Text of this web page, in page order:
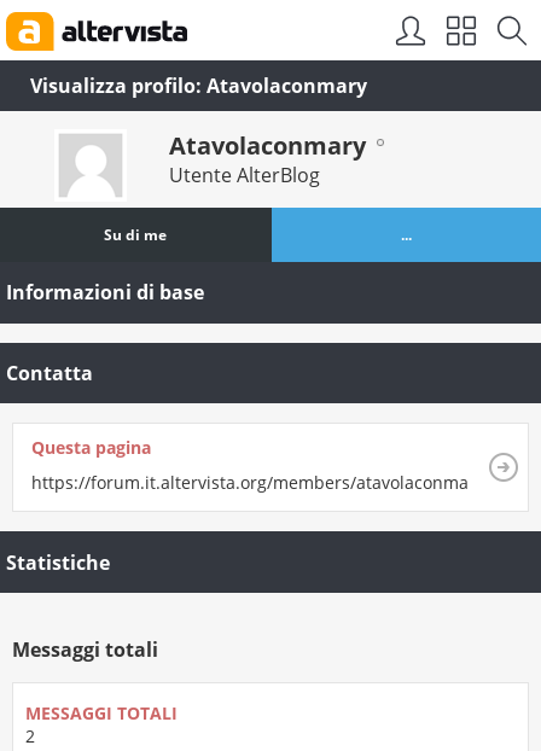
Visualizza profilo: Atavolaconmary
Atavolaconmary
Utente AlterBlog
Su di me ...
Informazioni di base
Contatta
Questa pagina
https://forum.it.altervista.org/members/atavolaconmary.html
Statistiche
Messaggi totali
MESSAGGI TOTALI
2